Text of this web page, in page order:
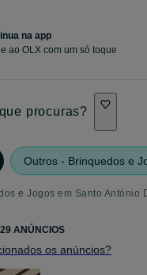
na app
ao OLX com um só toque
procuras?
Outros - Brinquedos e
ANÚNCIOS
os anúncios?